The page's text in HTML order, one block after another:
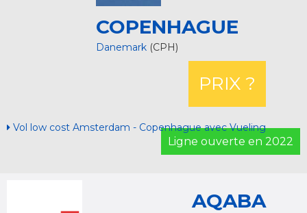
COPENHAGUE
Danemark (CPH)
PRIX ?
Vol low cost Amsterdam - Copenhague avec Vueling
Ligne ouverte en 2022
AQABA